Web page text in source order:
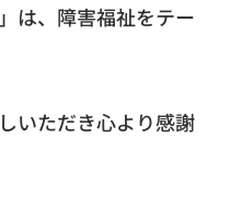
」は、障害福祉をテー
いただき心より感謝